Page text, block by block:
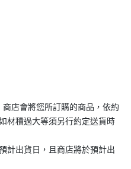
店會將您所訂購的商品，依約
材積過大等須另行約定送貨時
計出貨日，且商店將於預計出